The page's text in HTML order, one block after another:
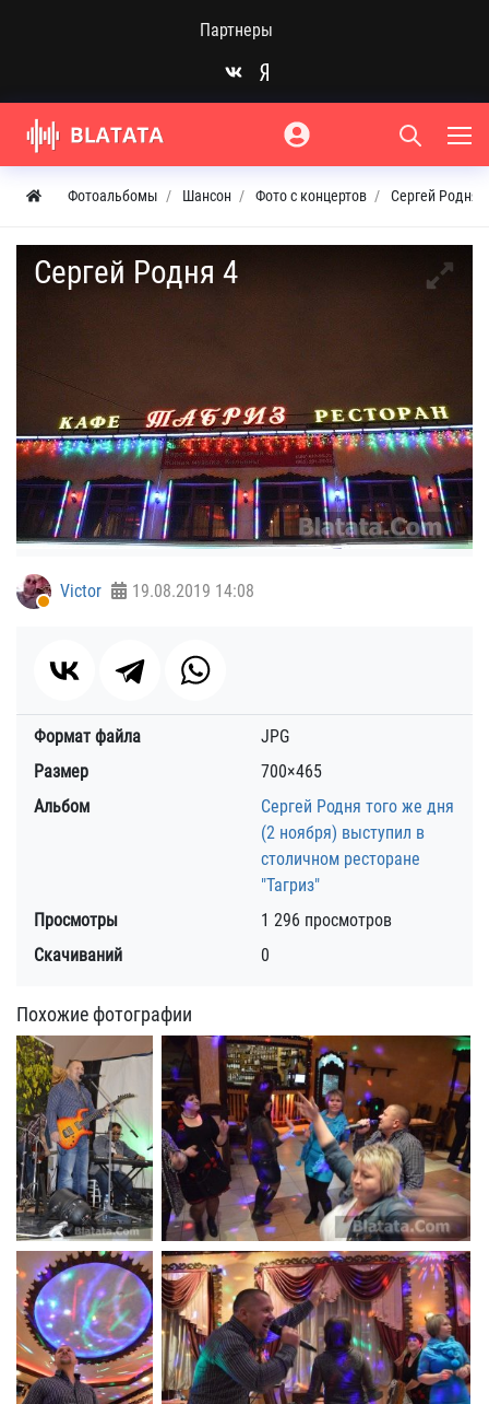
Партнеры
Фотоальбомы Шансон Фото с концертов Сергей Родня
Сергей Родня 4
Victor 19.08.2019 14:08
Формат файла
JPG
Размер
700×465
Альбом
Сергей Родня того же дня
(2 ноября) выступил в
столичном ресторане
"Тагриз"
Просмотры
1 296 просмотров
Скачиваний
0
Похожие фотографии